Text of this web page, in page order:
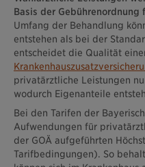
Basis der Gebührenordnung
Umfang der Behandlung
entstehen als bei der
entscheidet die Qualität
privatärztliche Leistungen
wodurch Eigenanteile
Bei den Tarifen der
Aufwendungen für
der GOÄ aufgeführten
Tarifbedingungen). So